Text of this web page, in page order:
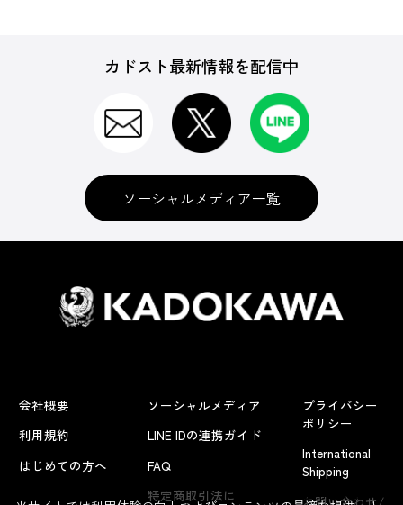
よくあるお問い合わせ
カドスト最新情報を配信中
ソーシャルメディア一覧
会社概要
利用規約
はじめての方へ
ソーシャルメディア
LINE IDの連携ガイド
FAQ
特定商取引法に
プライバシー
ポリシー
International
Shipping
お問い合わせ/